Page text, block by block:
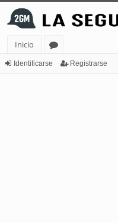
Inicio
or
Identificarse Registrarse